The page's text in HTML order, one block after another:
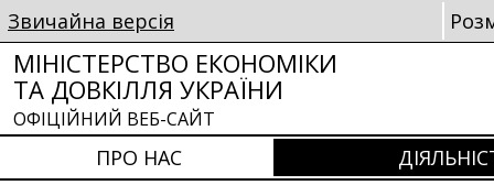
Звичайна версія
МІНІСТЕРСТВО ЕКОНОМІКИ
ТА ДОВКІЛЛЯ УКРАЇНИ
ОФІЦІЙНИЙ ВЕБ-САЙТ
ПРО НАС